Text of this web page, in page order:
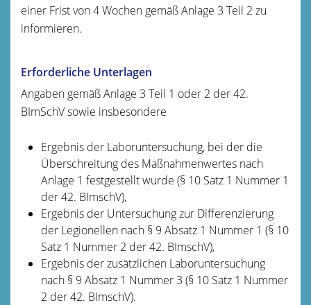
einer Frist von 4 Wochen gemäß Anlage 3 Teil 2 zu
informieren.
Erforderliche Unterlagen
Angaben gemäß Anlage 3 Teil 1 oder 2 der 42.
BImSchV sowie insbesondere
Ergebnis der Laboruntersuchung, bei der die
Überschreitung des Maßnahmenwertes nach
Anlage 1 festgestellt wurde (§ 10 Satz 1 Nummer 1
der 42. BImschV),
Ergebnis der Untersuchung zur Differenzierung
der Legionellen nach § 9 Absatz 1 Nummer 1 (§ 10
Satz 1 Nummer 2 der 42. BImschV),
Ergebnis der zusätzlichen Laboruntersuchung
nach § 9 Absatz 1 Nummer 3 (§ 10 Satz 1 Nummer
2 der 42. BImschV).